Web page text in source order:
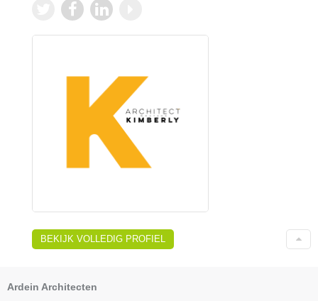
BEKIJK VOLLEDIG PROFIEL
Ardein Architecten